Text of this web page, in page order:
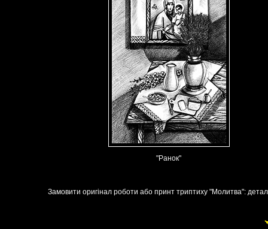
"Ранок"
Замовити оригінал роботи або принт триптиху "Молитва":